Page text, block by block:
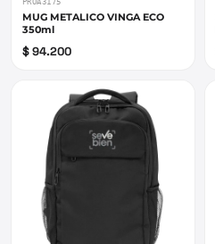
PROA3175
MUG METALICO VINGA ECO
350ml
$ 94.200